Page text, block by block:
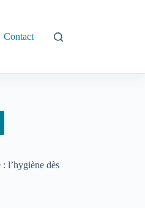
Contact
l’hygiène dès